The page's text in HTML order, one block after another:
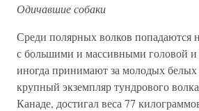
Одичавшие собаки
Среди полярных волков попадаются
с большими и массивными головой
иногда принимают за молодых
крупный экземпляр тундрового
Канаде, достигал веса 77